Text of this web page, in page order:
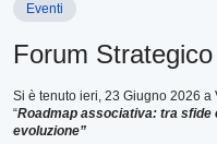
Eventi
Forum
Si è tenuto ieri, 23 Giugno 2026 a
“Roadmap associativa: tra sfide
evoluzione”